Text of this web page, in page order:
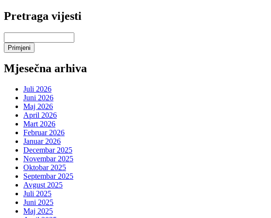
Pretraga vijesti
Mjesečna arhiva
Juli 2026
Juni 2026
Maj 2026
April 2026
Mart 2026
Februar 2026
Januar 2026
Decembar 2025
Novembar 2025
Oktobar 2025
Septembar 2025
Avgust 2025
Juli 2025
Juni 2025
Maj 2025